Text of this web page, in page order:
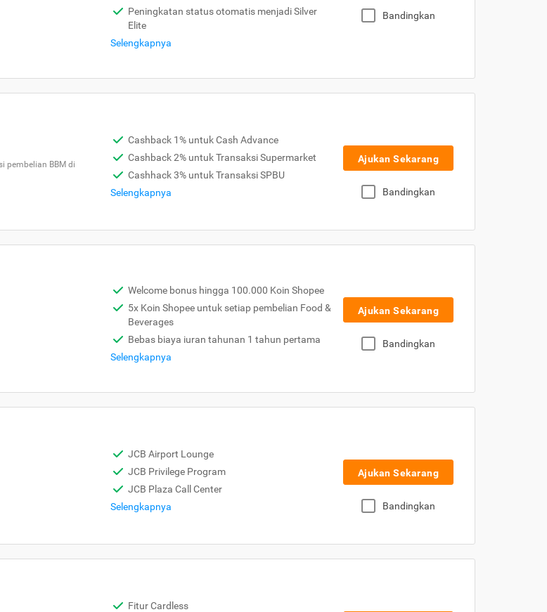
Peningkatan status otomatis menjadi Silver
Elite
Selengkapnya
Bandingkan
pembelian BBM di
Cashback 1% untuk Cash Advance
Cashback 2% untuk Transaksi Supermarket
Cashhack 3% untuk Transaksi SPBU
Selengkapnya
Ajukan Sekarang
Bandingkan
Welcome bonus hingga 100.000 Koin Shopee
5x Koin Shopee untuk setiap pembelian Food &
Beverages
Bebas biaya iuran tahunan 1 tahun pertama
Selengkapnya
Ajukan Sekarang
Bandingkan
JCB Airport Lounge
JCB Privilege Program
JCB Plaza Call Center
Selengkapnya
Ajukan Sekarang
Bandingkan
Fitur Cardless